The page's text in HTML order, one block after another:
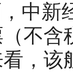
中新
不含
，该